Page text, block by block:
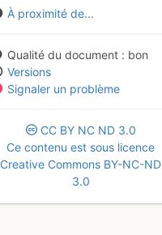
À proximité de...
Qualité du document
bon
Versions
Signaler un problème
CC BY NC ND 3.0
Ce contenu est sous licence
Creative Commons BY-NC-ND
3.0